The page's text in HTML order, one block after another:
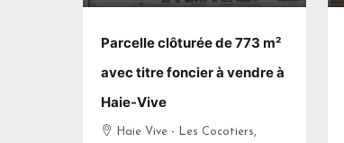
Parcelle clôturée de 773 m²
avec titre foncier à vendre à
Haie-Vive
Haie Vive - Les Cocotiers,